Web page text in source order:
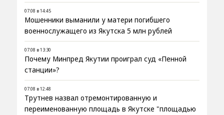
07.08 в 14:45
Мошенники выманили у матери погибшего
военнослужащего из Якутска 5 млн рублей
07.08 в 13:30
Почему Минпред Якутии проиграл суд «Пенной
станции»?
07.08 в 12:48
Трутнев назвал отремонтированную и
переименованную площадь в Якутске "площадью